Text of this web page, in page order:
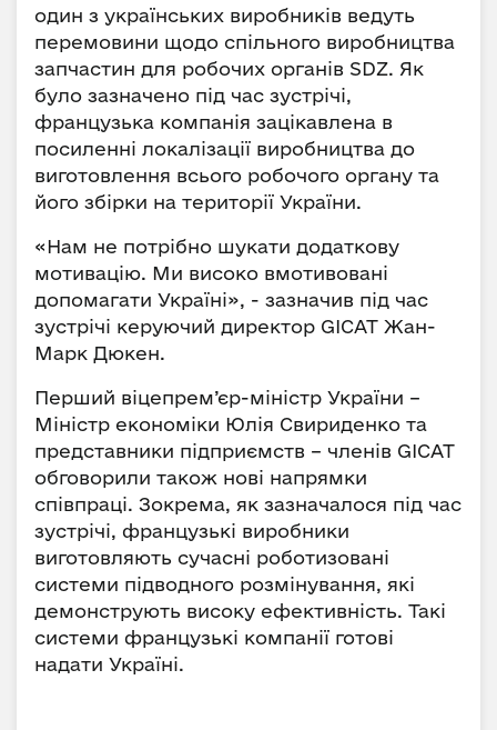
один з українських виробників ведуть
перемовини щодо спільного виробництва
запчастин для робочих органів SDZ. Як
було зазначено під час зустрічі,
французька компанія зацікавлена в
посиленні локалізації виробництва до
виготовлення всього робочого органу та
його збірки на території України.
«Нам не потрібно шукати додаткову
мотивацію. Ми високо вмотивовані
допомагати Україні», - зазначив під час
зустрічі керуючий директор GICAT Жан-
Марк Дюкен.
Перший віцепрем’єр-міністр України –
Міністр економіки Юлія Свириденко та
представники підприємств – членів GICAT
обговорили також нові напрямки
співпраці. Зокрема, як зазначалося під час
зустрічі, французькі виробники
виготовляють сучасні роботизовані
системи підводного розмінування, які
демонструють високу ефективність. Такі
системи французькі компанії готові
надати Україні.